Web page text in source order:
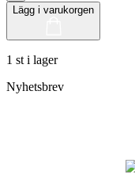
Lägg i varukorgen
1 st i lager
Nyhetsbrev